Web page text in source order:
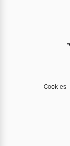
Cookies